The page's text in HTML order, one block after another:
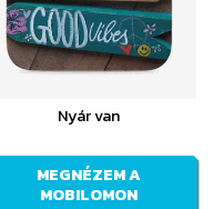
Nyár van
MEGNÉZEM A
MOBILOMON